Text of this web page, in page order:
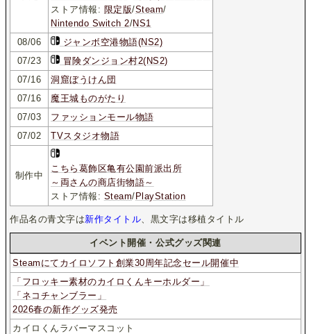
ストア情報: 限定版/Steam/
Nintendo Switch 2/NS1
08/06
ジャンボ空港物語(NS2)
07/23
冒険ダンジョン村2(NS2)
07/16
洞窟ぼうけん団
07/16
魔王城ものがたり
07/03
ファッションモール物語
07/02
TVスタジオ物語
制作中
こちら葛飾区亀有公園前派出所
～両さんの商店街物語～
ストア情報: Steam/ PlayStation
作品名の青文字は新作タイトル 、黒文字は移植タイトル
イベント開催・公式グッズ関連
Steamにてカイロソフト創業30周年記念セール開催中
「フロッキー素材のカイロくんキーホルダー」
「ネコチャンブラー」
2026春の新作グッズ発売
カイロくんラバーマスコット